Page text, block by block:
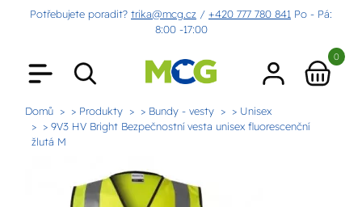
Potřebujete poradit? trika@mcg.cz / +420 777 780 841 Po - Pá:
8:00 -17:00
0
Domů > Produkty > Bundy - vesty
> Unisex
> 9V3 HV Bright Bezpečnostní vesta unisex fluorescenční
žlutá M